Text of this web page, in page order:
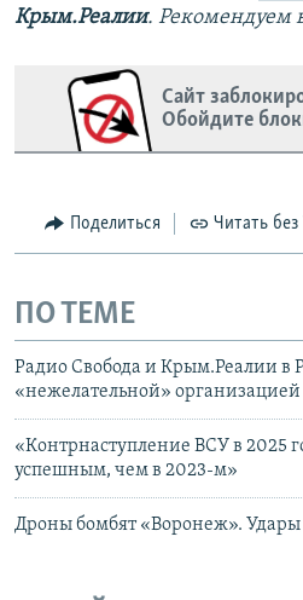
Крым.Реалии. Рекомендуем
Сайт
Обойдите
Поделиться Читать без
ПО ТЕМЕ
Радио Свобода и Крым.Реалии в
«нежелательной» организацией
«Контрнаступление ВСУ в 2025
успешным, чем в 2023-м»
Дроны бомбят «Воронеж».